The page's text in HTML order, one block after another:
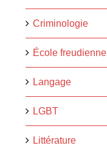
Criminologie
École freudienne
Langage
LGBT
Littérature